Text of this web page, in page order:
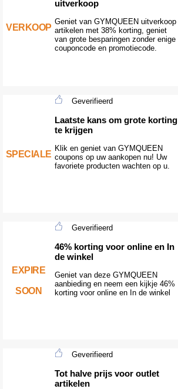
VERKOOP
uitverkoop
Geniet van GYMQUEEN uitverkoop
artikelen met 38% korting, geniet
van grote besparingen zonder enige
couponcode en promotiecode.
SPECIALE
Geverifieerd
Laatste kans om grote korting
te krijgen
Klik en geniet van GYMQUEEN
coupons op uw aankopen nu! Uw
favoriete producten wachten op u.
EXPIRE
SOON
Geverifieerd
46% korting voor online en In
de winkel
Geniet van deze GYMQUEEN
aanbieding en neem een kijkje 46%
korting voor online en In de winkel
Geverifieerd
Tot halve prijs voor outlet
artikelen